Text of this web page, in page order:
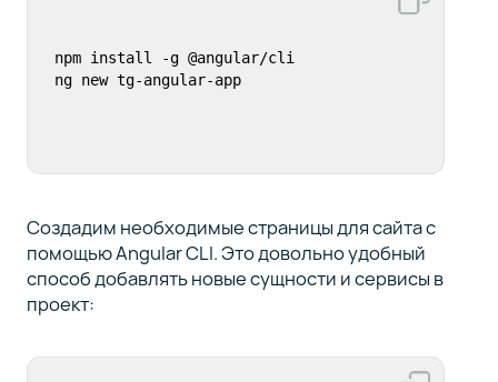
npm install -g @angular/cli
ng new tg-angular-app
Создадим необходимые страницы для сайта с
помощью Angular CLI. Это довольно удобный
способ добавлять новые сущности и сервисы в
проект: